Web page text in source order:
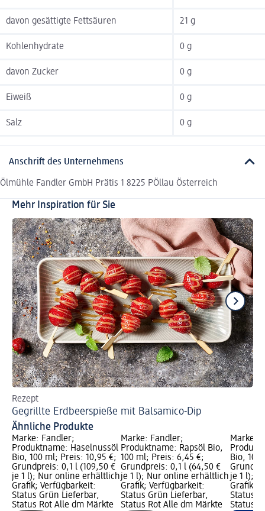
davon gesättigte Fettsäuren 21 g
Kohlenhydrate 0 g
davon Zucker 0 g
Eiweiß 0 g
Salz 0 g
Anschrift des Unternehmens
Ölmühle Fandler GmbH Prätis 1 8225 PÖllau Österreich
Mehr Inspiration für Sie
Rezept
Gegrillte Erdbeerspieße mit Balsamico-Dip
Ähnliche Produkte
Marke: Fandler;
Produktname: Haselnussöl
Bio, 100 ml; Preis: 10,95 €;
Grundpreis: 0,1 l (109,50 €
je 1 l); Nur online erhältlich
Grafik; Verfügbarkeit:
Status Grün Lieferbar,
Status Rot Alle dm Märkte
Marke: Fandler;
Produktname: Rapsöl Bio,
100 ml; Preis: 6,45 €;
Grundpreis: 0,1 l (64,50 €
je 1 l); Nur online erhältlich
Grafik; Verfügbarkeit:
Status Grün Lieferbar,
Status Rot Alle dm Märkte
Marke:
Bio, 100
je 1 l);
Grafik;
Status
Status